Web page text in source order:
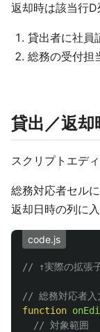
返却時は該当行D
貸出者に社員
総務の受付担
貸出／返
スクリプトエデ
総務対応者セル
返却日時の列に
code.js
// ↑実際の拡張
// 総務対応者入
function
// 対象範囲